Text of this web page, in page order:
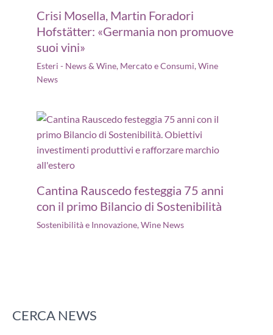
Crisi Mosella, Martin Foradori
Hofstätter: «Germania non promuove
suoi vini»
Esteri - News & Wine, Mercato e Consumi,Wine
News
Cantina Rauscedo festeggia 75 anni
con il primo Bilancio di Sostenibilità
Sostenibilità e Innovazione,Wine News
CERCA NEWS